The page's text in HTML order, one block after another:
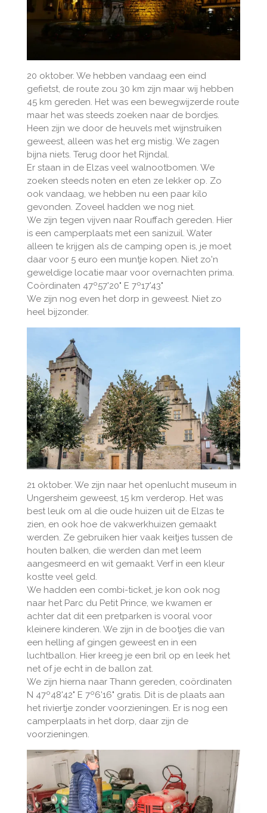
20 oktober. We hebben vandaag een eind
gefietst, de route zou 30 km zijn maar wij hebben
45 km gereden. Het was een bewegwijzerde route
maar het was steeds zoeken naar de bordjes.
Heen zijn we door de heuvels met wijnstruiken
geweest, alleen was het erg mistig. We zagen
bijna niets. Terug door het Rijndal.
Er staan in de Elzas veel walnootbomen. We
zoeken steeds noten en eten ze lekker op. Zo
ook vandaag, we hebben nu een paar kilo
gevonden. Zoveel hadden we nog niet.
We zijn tegen vijven naar Rouffach gereden. Hier
is een camperplaats met een sanizuil. Water
alleen te krijgen als de camping open is, je moet
daar voor 5 euro een muntje kopen. Niet zo'n
geweldige locatie maar voor overnachten prima.
Coördinaten 47º57'20" E 7º17'43"
We zijn nog even het dorp in geweest. Niet zo
heel bijzonder.
21 oktober. We zijn naar het openlucht museum in
Ungersheim geweest, 15 km verderop. Het was
best leuk om al die oude huizen uit de Elzas te
zien, en ook hoe de vakwerkhuizen gemaakt
werden. Ze gebruiken hier vaak keitjes tussen de
houten balken, die werden dan met leem
aangesmeerd en wit gemaakt. Verf in een kleur
kostte veel geld.
We hadden een combi-ticket, je kon ook nog
naar het Parc du Petit Prince, we kwamen er
achter dat dit een pretparken is vooral voor
kleinere kinderen. We zijn in de bootjes die van
een helling af gingen geweest en in een
luchtballon. Hier kreeg je een bril op en leek het
net of je echt in de ballon zat.
We zijn hierna naar Thann gereden, coördinaten
N 47º48'42" E 7º6'16" gratis. Dit is de plaats aan
het riviertje zonder voorzieningen. Er is nog een
camperplaats in het dorp, daar zijn de
voorzieningen.